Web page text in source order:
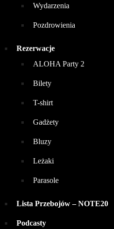
Wydarzenia
Pozdrowienia
Rezerwacje
ALOHA Party 2
Bilety
T-shirt
Gadżety
Bluzy
Leżaki
Parasole
Lista Przebojów – NOTE20
Podcasty